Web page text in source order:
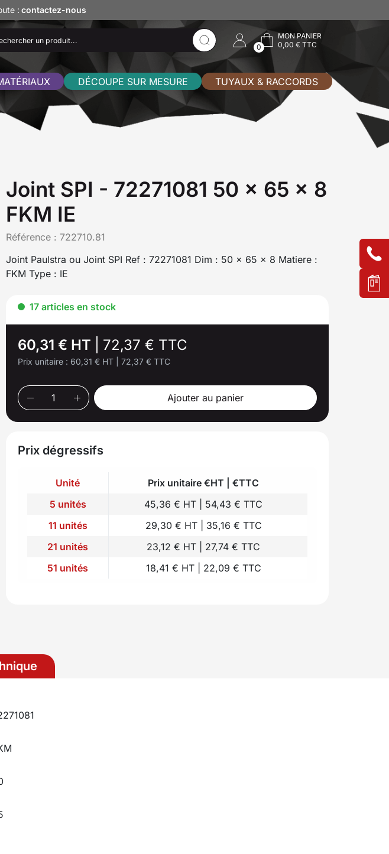
: contactez-nous
0
MON PANIER
0,00 € TTC
DÉCOUPE SUR MESURE TUYAUX & RACCORDS
Joint SPI - 72271081 50 x 65 x 8
FKM IE
Référence : 722710.81
Joint Paulstra ou Joint SPI Ref : 72271081 Dim : 50 x 65 x 8 Matiere :
FKM Type : IE
17 articles en stock
60,31 € HT 72,37 € TTC
Prix unitaire : 60,31 € HT 72,37 € TTC
Ajouter au panier
Prix dégressifs
Unité
Prix unitaire €HT | €TTC
5 unités
45,36 € HT | 54,43 € TTC
11 unités
29,30 € HT | 35,16 € TTC
21 unités
23,12 € HT | 27,74 € TTC
51 unités
18,41 € HT | 22,09 € TTC